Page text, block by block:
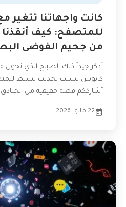
كانت واجهاتنا تتغير
للمتصفح: كيف أنقذنا
من جحيم الفوضى
أذكر جيداً ذلك الصباح الذي تحول
كابوس بسبب تحديث بسيط
أشارككم قصة حقيقية من الخنادق
22 مايو، 2026